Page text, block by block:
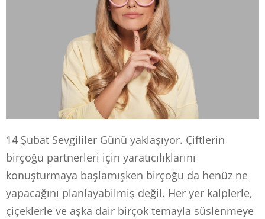
14 Şubat Sevgililer Günü yaklaşıyor. Çiftlerin
birçoğu partnerleri için yaratıcılıklarını
konuşturmaya başlamışken birçoğu da henüz ne
yapacağını planlayabilmiş değil. Her yer kalplerle,
çiçeklerle ve aşka dair birçok temayla süslenmeye